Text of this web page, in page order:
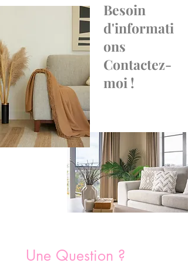
Besoin
d'informati
ons
Contactez-
moi !
Une Question ?